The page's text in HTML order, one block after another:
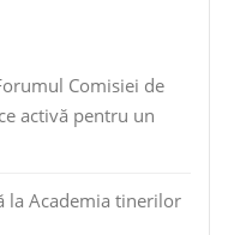
Comisiei de
activă pentru un
la Academia tinerilor